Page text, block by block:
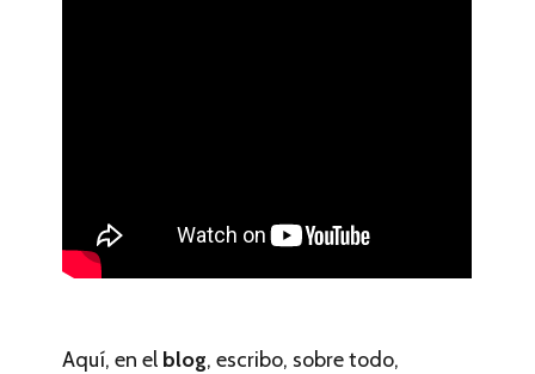
Aquí, en el blog, escribo, sobre todo,